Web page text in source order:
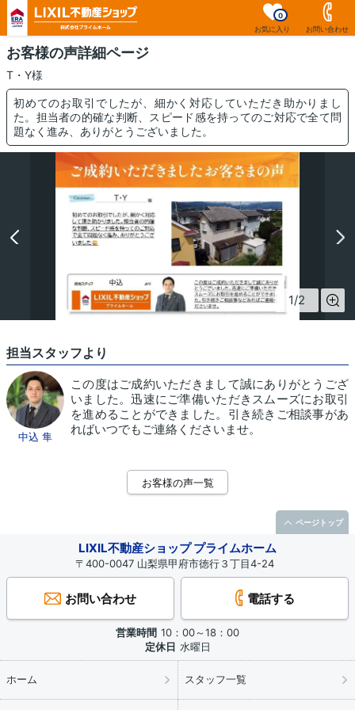
お気に入り
0
お問い合わせ
お客様の声詳細ページ
T・Y様
初めてのお取引でしたが、細かく対応していただき助かりまし
た。担当者の的確な判断、スピード感を持ってのご対応で全て問
題なく進み、ありがとうございました。
1/2
担当スタッフより
中込 隼
この度はご成約いただきまして誠にありがとうござ
いました。迅速にご準備いただきスムーズにお取引
を進めることができました。引き続きご相談事があ
ればいつでもご連絡くださいませ。
お客様の声一覧
LIXIL不動産ショップ プライムホーム
〒400-0047 山梨県甲府市徳行３丁目4-24
お問い合わせ 電話する
営業時間 10：00～18：00
定休日 水曜日
ホーム スタッフ一覧
ページトップ